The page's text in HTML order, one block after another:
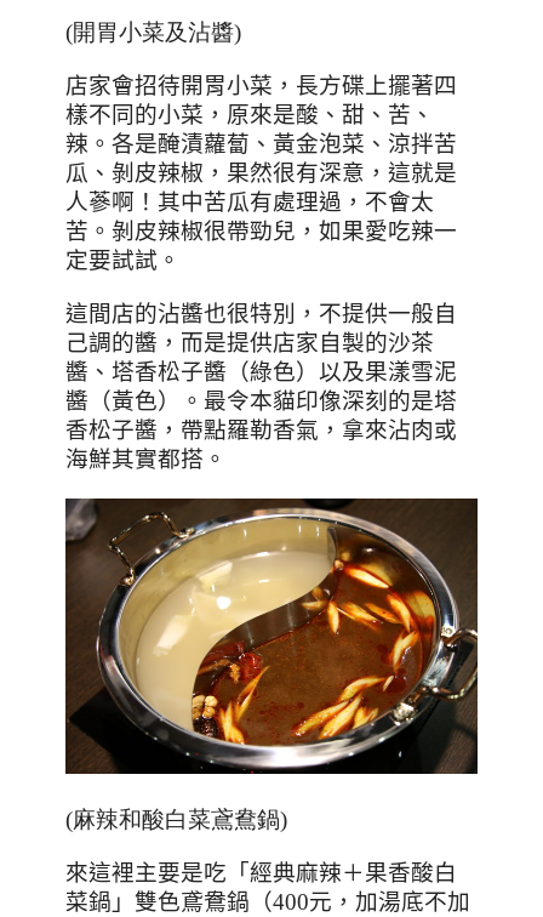
(開胃小菜及沾醬)
店家會招待開胃小菜，長方碟上擺著四
樣不同的小菜，原來是酸、甜、苦、
辣。各是醃漬蘿蔔、黃金泡菜、涼拌苦
瓜、剝皮辣椒，果然很有深意，這就是
人蔘啊！其中苦瓜有處理過，不會太
苦。剝皮辣椒很帶勁兒，如果愛吃辣一
定要試試。
這間店的沾醬也很特別，不提供一般自
己調的醬，而是提供店家自製的沙茶
醬、塔香松子醬（綠色）以及果漾雪泥
醬（黃色）。最令本貓印像深刻的是塔
香松子醬，帶點羅勒香氣，拿來沾肉或
海鮮其實都搭。
(麻辣和酸白菜鳶鴦鍋)
來這裡主要是吃「經典麻辣＋果香酸白
菜鍋」雙色鳶鴦鍋（400元，加湯底不加